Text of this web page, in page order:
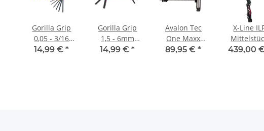
Gorilla Grip
0,05 - 3/16
Inch HF9S
14,99 €*
Gorilla Grip
1,5 - 6mm
HF7MS
14,99 €*
Avalon Tec
One Maxx
Recurve Visier
89,95 €*
X-Line
Horizon
439,00